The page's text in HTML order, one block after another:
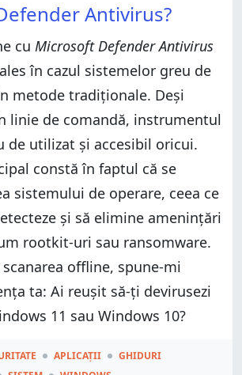
Antivirus?
cu Microsoft Defender Antivirus
în cazul sistemelor greu de
metode tradiționale. Deși
linie de comandă, instrumentul
de utilizat și accesibil oricui.
constă în faptul că se
sistemului de operare, ceea ce
și să elimine amenințări
rootkit-uri sau ransomware.
offline, spune-mi
ta: Ai reușit să-ți devirusezi
11 sau Windows 10?
APLICAȚII
GHIDURI